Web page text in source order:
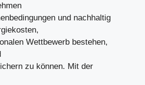
und nachhaltig
Wettbewerb bestehen,
zu können. Mit der